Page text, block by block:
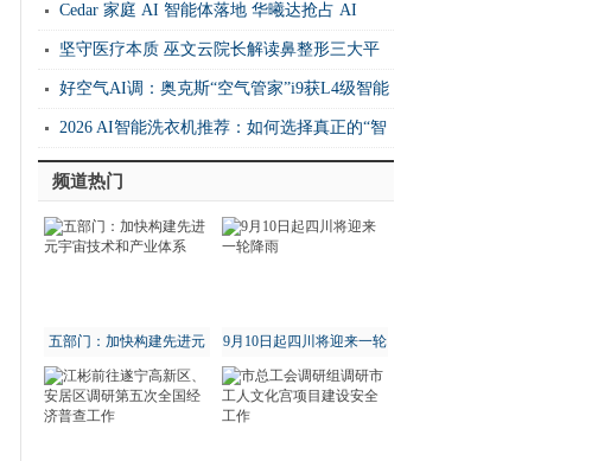
Cedar 家庭 AI 智能体落地 华曦达抢占 AI
Home 生态核心制高点
坚守医疗本质 巫文云院长解读鼻整形三大平
衡法则
好空气AI调：奥克斯“空气管家”i9获L4级智能
证书 重构空调行业价值坐标系
2026 AI智能洗衣机推荐：如何选择真正的“智
能”洗衣机？
频道热门
五部门：加快构建先进元
宇宙技术和产业体系
9月10日起四川将迎来一轮
降雨